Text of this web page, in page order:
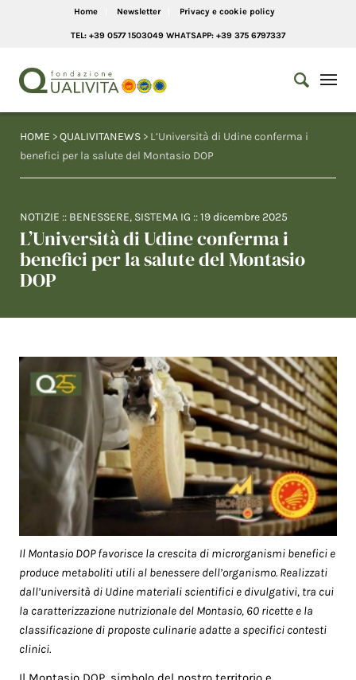
Home Newsletter Privacy e cookie policy
TEL: +39 0577 1503049 WHATSAPP: +39 375 6797337
HOME >QUALIVITANEWS > L’Università di Udine conferma i
benefici per la salute del Montasio DOP
NOTIZIE :: BENESSERE, SISTEMA IG ::19 dicembre 2025
L’Università di Udine conferma i
benefici per la salute del Montasio
DOP
Il Montasio DOP favorisce la crescita di microrganismi benefici e
produce metaboliti utili al benessere dell’organismo. Realizzati
dall’università di Udine materiali scientifici e divulgativi, tra cui
la caratterizzazione nutrizionale del Montasio, 60 ricette e la
classificazione di proposte culinarie adatte a specifici contesti
clinici.